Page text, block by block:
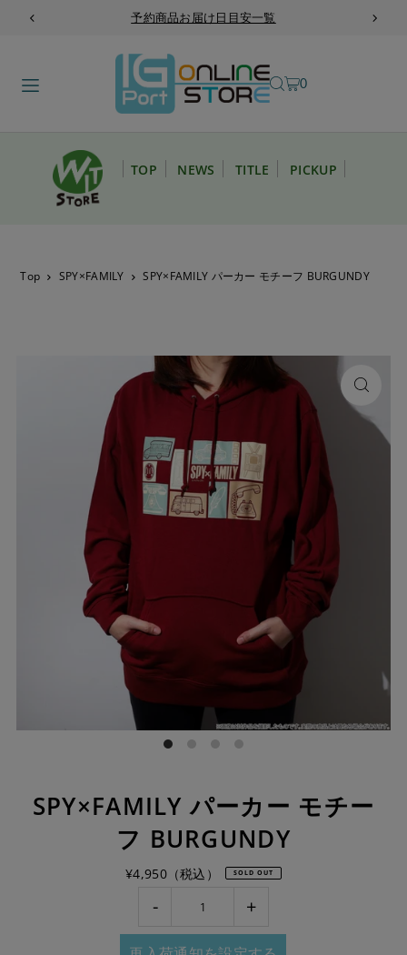
TRANSLATION MISSING: JA.ACCESSIBILITY.SKIP_TO_TEXT
予約商品お届け日目安一覧
0
TOP NEWS TITLE PICKUP
Top SPY×FAMILY SPY×FAMILY パーカー モチーフ BURGUNDY
SPY×FAMILY パーカー モチー
フ BURGUNDY
¥4,950（税込） SOLD OUT
- +